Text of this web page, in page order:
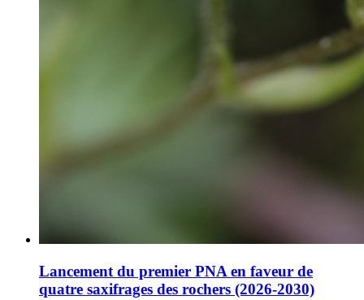
Lancement du premier PNA en faveur de
quatre saxifrages des rochers (2026-2030)